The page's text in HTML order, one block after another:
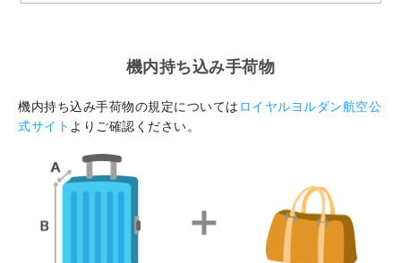
機内持ち込み手荷物
機内持ち込み手荷物の規定については ロイヤルヨルダン航空公
式サイト よりご確認ください。